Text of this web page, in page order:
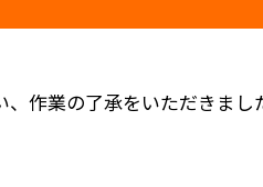
作業の了承をいただきまし